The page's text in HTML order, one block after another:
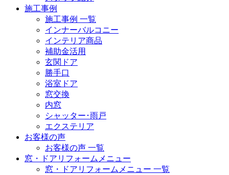
施工事例
施工事例 一覧
インナーバルコニー
インテリア商品
補助金活用
玄関ドア
勝手口
浴室ドア
窓交換
内窓
シャッター･雨戸
エクステリア
お客様の声
お客様の声 一覧
窓・ドアリフォームメニュー
窓・ドアリフォームメニュー 一覧